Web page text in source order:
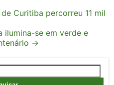
Curitiba percorreu 11 mil
ilumina-se em verde e
→